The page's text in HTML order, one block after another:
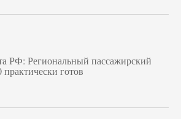
РФ: Региональный пассажирский
готов